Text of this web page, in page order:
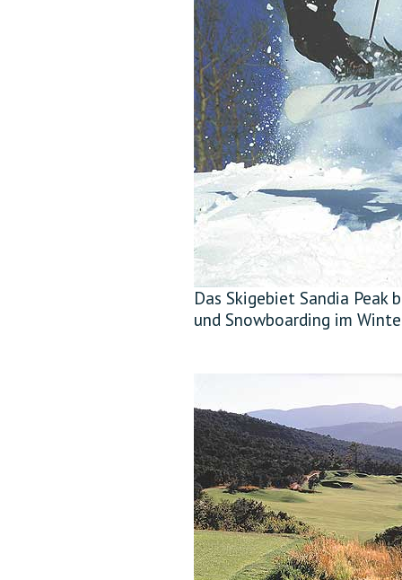
Das Skigebiet Sandia
und Snowboarding im